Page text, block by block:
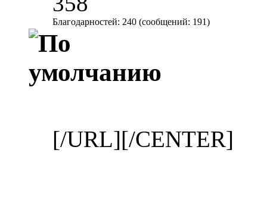
Благодарностей: 240 (сообщений: 191)
[/URL][/CENTER]